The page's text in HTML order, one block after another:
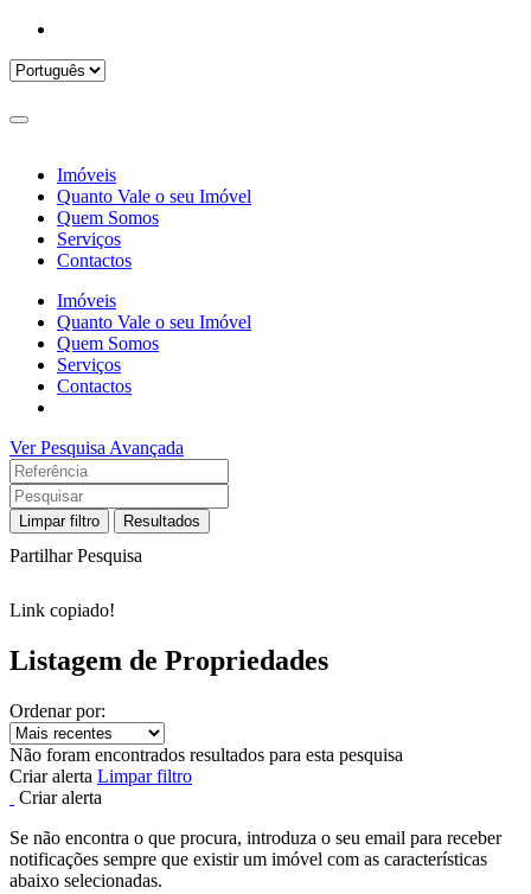
Imóveis
Quanto Vale o seu Imóvel
Quem Somos
Serviços
Contactos
Imóveis
Quanto Vale o seu Imóvel
Quem Somos
Serviços
Contactos
Ver Pesquisa Avançada
Limpar filtro Resultados
Partilhar Pesquisa
Link copiado!
Listagem de Propriedades
Ordenar por:
Não foram encontrados resultados para esta pesquisa
Criar alerta Limpar filtro
Criar alerta
Se não encontra o que procura, introduza o seu email para receber
notificações sempre que existir um imóvel com as características
abaixo selecionadas.